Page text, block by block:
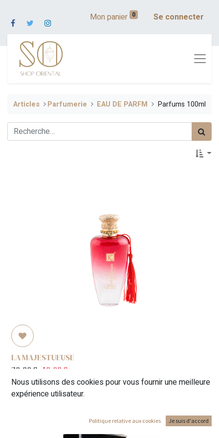
Mon panier 0 Se connecter
Articles ​Parfumerie EAU DE PARFM Parfums 100ml
LA MAJESTUEUSE
20,00 € 40,00 €
Nous utilisons des cookies pour vous fournir une meilleure
expérience utilisateur.
Politique relative aux cookies Je suis d'accord